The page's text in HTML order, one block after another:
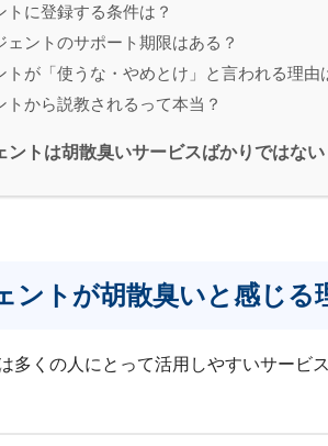
トに登録する条件は？
ェントのサポート期限はある？
トが「使うな・やめとけ」と言われる理由
トから説教されるって本当？
ントは胡散臭いサービスばかりではない
ントが胡散臭いと感じる
多くの人にとって活用しやすいサービ